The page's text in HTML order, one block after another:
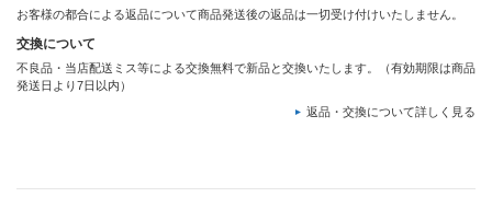
お客様の都合による返品について商品発送後の返品は一切受け付けいたしません。
交換について
不良品・当店配送ミス等による交換無料で新品と交換いたします。（有効期限は商品
発送日より7日以内）
返品・交換について詳しく見る